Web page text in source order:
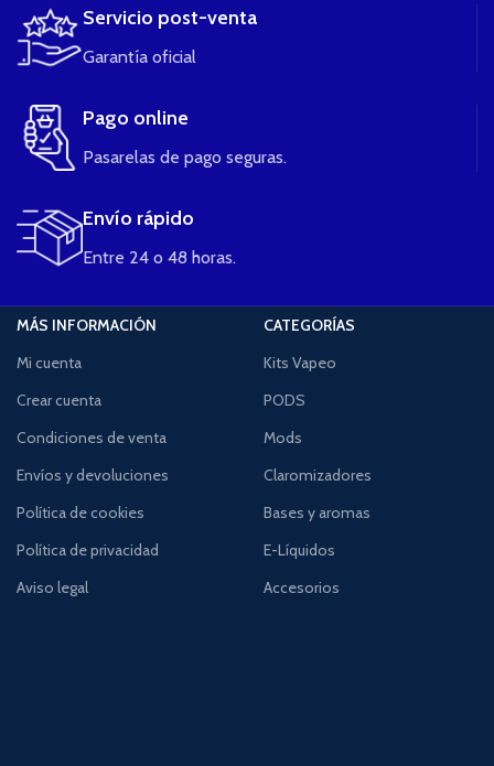
Servicio post-venta
Garantía oficial
Pago online
Pasarelas de pago seguras.
Envío rápido
Entre 24 o 48 horas.
MÁS INFORMACIÓN
Mi cuenta
Crear cuenta
Condiciones de venta
Envíos y devoluciones
Política de cookies
Política de privacidad
Aviso legal
CATEGORÍAS
Kits Vapeo
PODS
Mods
Claromizadores
Bases y aromas
E-Líquidos
Accesorios